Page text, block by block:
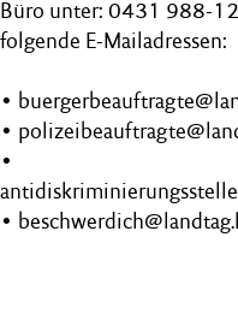
Büro unter: 0431 988-
folgende E-Mailadressen:
•
•
•
•